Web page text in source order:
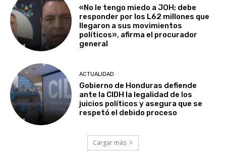
«No le tengo miedo a JOH; debe
responder por los L62 millones que
llegaron a sus movimientos
políticos», afirma el procurador
general
ACTUALIDAD
Gobierno de Honduras defiende
ante la CIDH la legalidad de los
juicios políticos y asegura que se
respetó el debido proceso
Cargar más